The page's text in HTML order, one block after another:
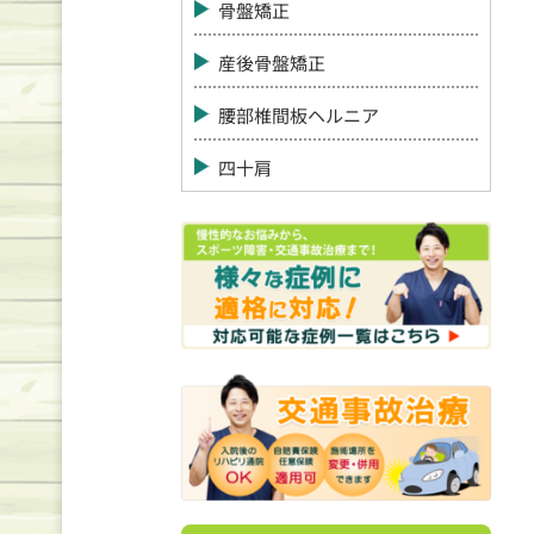
骨盤矯正
産後骨盤矯正
腰部椎間板ヘルニア
四十肩